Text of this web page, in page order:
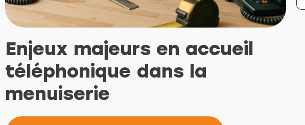
Enjeux majeurs en accueil
téléphonique dans la
menuiserie